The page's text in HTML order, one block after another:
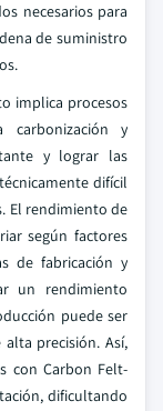
necesarios para
de suministro
implica procesos
carbonización y
y lograr las
difícil
El rendimiento de
según factores
de fabricación y
un rendimiento
puede ser
precisión. Así,
con Carbon Felt-
dificultando